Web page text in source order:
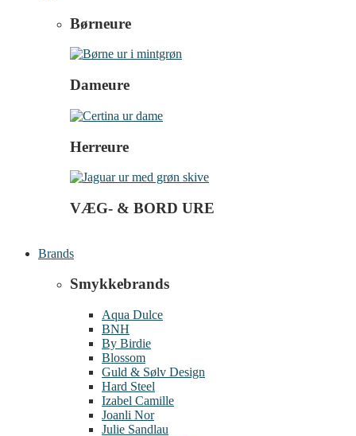
Børneure
Dameure
Herreure
VÆG- & BORD URE
Brands
Smykkebrands
Aqua Dulce
BNH
By Birdie
Blossom
Guld & Sølv Design
Hard Steel
Izabel Camille
Joanli Nor
Julie Sandlau